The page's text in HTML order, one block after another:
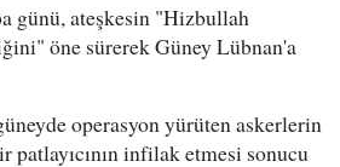
günü, ateşkesin "Hizbullah
öne sürerek Güney Lübnan'a
operasyon yürüten askerlerin
patlayıcının infilak etmesi sonucu